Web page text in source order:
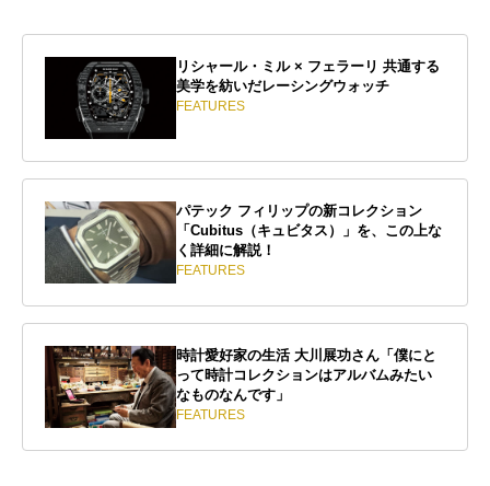
リシャール・ミル × フェラーリ 共通する
美学を紡いだレーシングウォッチ
FEATURES
パテック フィリップの新コレクション
「Cubitus（キュビタス）」を、この上な
く詳細に解説！
FEATURES
時計愛好家の生活 大川展功さん「僕にと
って時計コレクションはアルバムみたい
なものなんです」
FEATURES